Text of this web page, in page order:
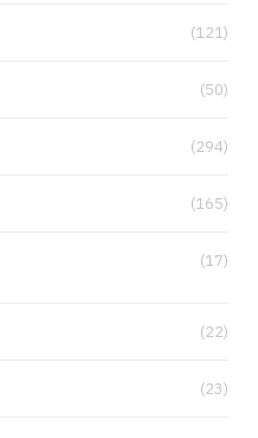
(121)
(50)
(294)
(165)
(17)
(22)
(23)